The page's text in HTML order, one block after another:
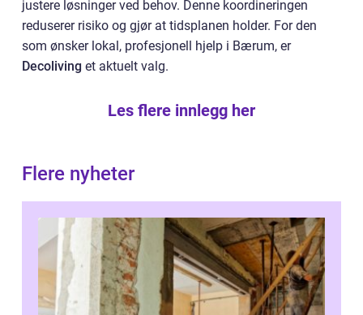
justere løsninger ved behov. Denne koordineringen
reduserer risiko og gjør at tidsplanen holder. For den
som ønsker lokal, profesjonell hjelp i Bærum, er
Decoliving et aktuelt valg.
Les flere innlegg her
Flere nyheter